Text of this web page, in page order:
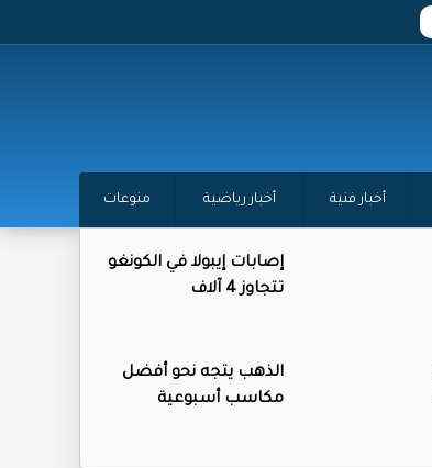
أخبار فنية أخبار رياضية منوعات
إصابات إيبولا في الكونغو
تتجاوز 4 آلاف
الذهب يتجه نحو أفضل
مكاسب أسبوعية